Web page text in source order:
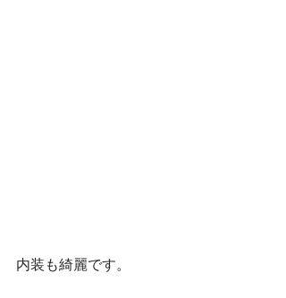
内装も綺麗です。